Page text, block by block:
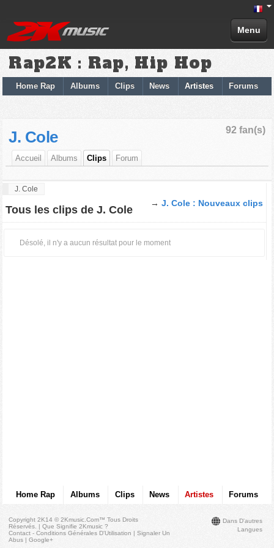
Menu
Rap2K : Rap, Hip Hop
Home Rap Albums Clips News Artistes Forums
92 fan(s)
J. Cole
Accueil Albums Clips Forum
J. Cole
→ J. Cole : Nouveaux clips
Tous les clips de J. Cole
Désolé, il n'y a aucun résultat pour le moment
Home Rap Albums Clips News Artistes Forums
Dans D'autres
Langues
Copyright 2K14 © 2Kmusic.com™Tous Droits
Réservés . |Que Signifie 2Kmusic ?
Contact - Conditions Générales D'Utilisation |Signaler Un
Abus |Google+